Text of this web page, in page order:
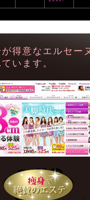
得意なエルセー
います。